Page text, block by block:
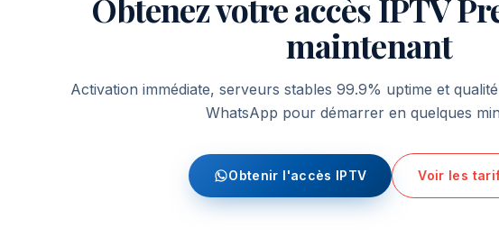
Obtenez votre accès IPTV
maintenant
Activation immédiate, serveurs stables 99.9% uptime et
WhatsApp pour démarrer en quelques
Obtenir l'accès IPTV Voir les